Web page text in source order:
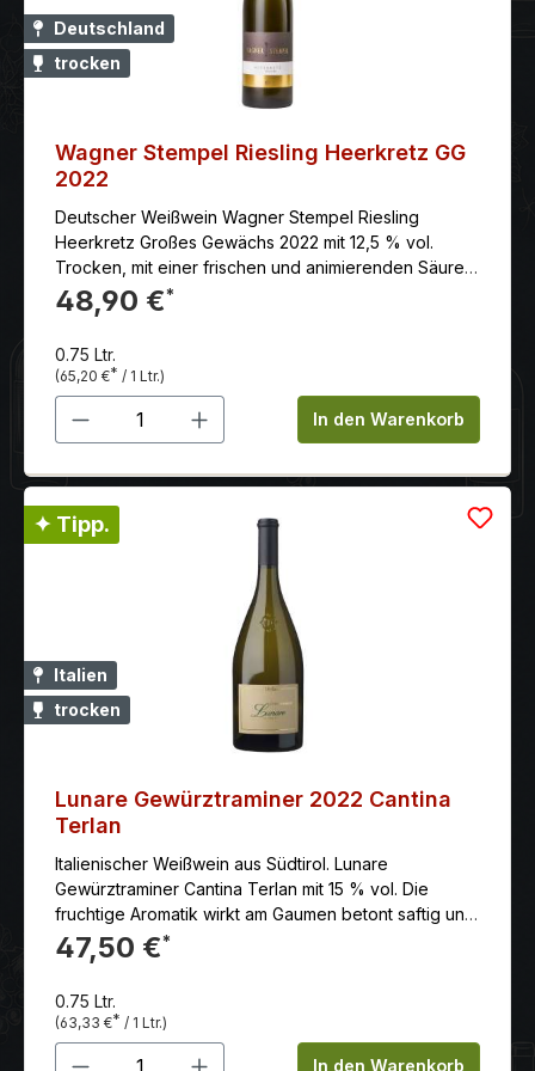
Johannisbeerkuchen. Falstaff: 95 Punkte
Deutschland
trocken
Wagner Stempel Riesling Heerkretz GG
2022
Deutscher Weißwein Wagner Stempel Riesling
Heerkretz Großes Gewächs 2022 mit 12,5 % vol.
Trocken, mit einer frischen und animierenden Säure.
Er hat einen prägnant mineralischen Körper, hohes
Volumen und eine große Länge.
48,90 €*
0.75 Ltr.
(65,20 €* / 1 Ltr.)
Produkt Anzahl: Gib denIn den Warenkorb
✦ Tipp.
Italien
trocken
Lunare Gewürztraminer 2022 Cantina
Terlan
Italienischer Weißwein aus Südtirol. Lunare
Gewürztraminer Cantina Terlan mit 15 % vol. Die
fruchtige Aromatik wirkt am Gaumen betont saftig und
klar, und wird vom feinem Schmelz und salzigen
Noten untermauert. Anbaugebiet: Italien - Südtirol
100% Gewürztraminer Farbe: weiß Reifegrad:
Genießen und Lagerungsfähig Beschreibung: Rosen
und Lychees lässt das Bouquet dieses kräftigen
47,50 €*
0.75 Ltr.
(63,33 €* / 1 Ltr.)
Produkt Anzahl: Gib denIn den Warenkorb